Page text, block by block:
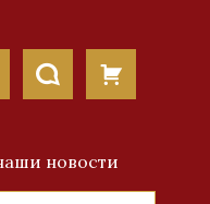
новости